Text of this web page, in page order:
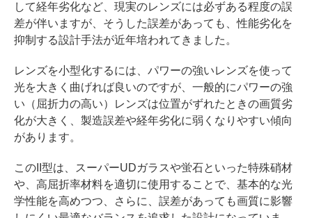
して経年劣化など、現実のレンズには必ずある程度の誤
差が伴いますが、そうした誤差があっても、性能劣化を
抑制する設計手法が近年培われてきました。
レンズを小型化するには、パワーの強いレンズを使って
光を大きく曲げれば良いのですが、一般的にパワーの強
い（屈折力の高い）レンズは位置がずれたときの画質劣
化が大きく、製造誤差や経年劣化に弱くなりやすい傾向
があります。
このII型は、スーパーUDガラスや蛍石といった特殊硝材
や、高屈折率材料を適切に使用することで、基本的な光
学性能を高めつつ、さらに、誤差があっても画質に影響